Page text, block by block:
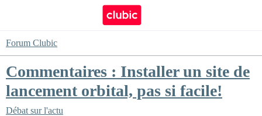
Forum Clubic
Commentaires : Installer un site de
lancement orbital, pas si facile!
Débat sur l'actu